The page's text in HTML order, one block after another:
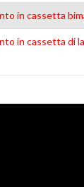
in cassetta
in cassetta di